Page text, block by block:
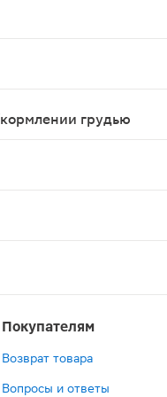
грудью
Покупателям
Возврат товара
Вопросы и ответы